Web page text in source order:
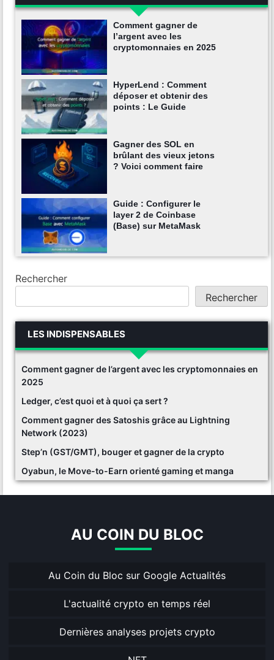
Comment gagner de
l’argent avec les
cryptomonnaies en 2025
HyperLend : Comment
déposer et obtenir des
points : Le Guide
Gagner des SOL en
brûlant des vieux jetons
? Voici comment faire
Guide : Configurer le
layer 2 de Coinbase
(Base) sur MetaMask
Rechercher
Rechercher
LES INDISPENSABLES
Comment gagner de l’argent avec les cryptomonnaies en
2025
Ledger, c’est quoi et à quoi ça sert ?
Comment gagner des Satoshis grâce au Lightning
Network (2023)
Step’n (GST/GMT), bouger et gagner de la crypto
Oyabun, le Move-to-Earn orienté gaming et manga
AU COIN DU BLOC
Au Coin du Bloc sur Google Actualités
L'actualité crypto en temps réel
Dernières analyses projets crypto